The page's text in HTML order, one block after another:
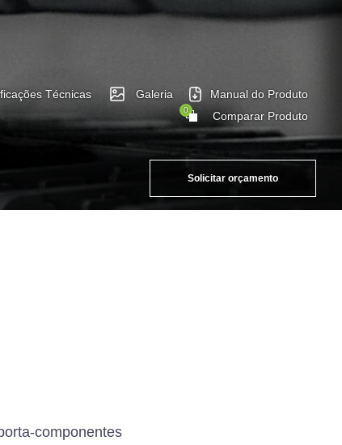
Técnicas Galeria Manual do Produto
0 Comparar Produto
Solicitar orçamento
componentes